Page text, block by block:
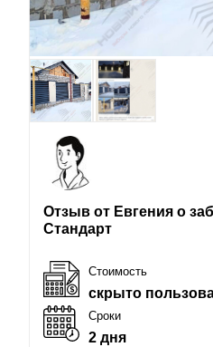
Отзыв от Евгения о
Стандарт
Стоимость
скрыто
Сроки
2 дня